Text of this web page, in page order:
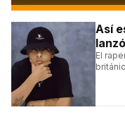
Así
El